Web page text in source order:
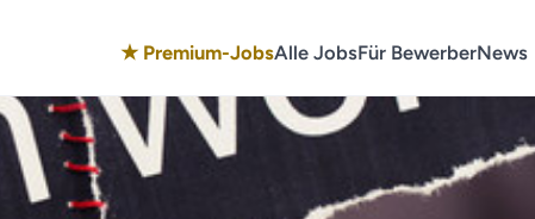
★ Premium-JobsAlle JobsFür BewerberNews